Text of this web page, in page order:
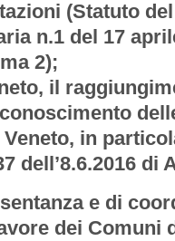
(Statuto
n.1 del 17
2);
il
Veneto, in
dell’8.6.2016 di
e di
dei Comuni